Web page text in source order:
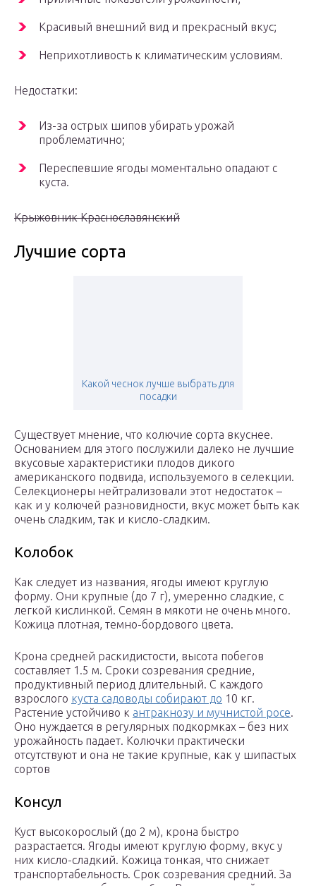
Красивый внешний вид и прекрасный вкус;
Неприхотливость к климатическим условиям.
Недостатки:
Из-за острых шипов убирать урожай
проблематично;
Переспевшие ягоды моментально опадают с
куста.
Крыжовник Краснославянский
Лучшие сорта
Какой чеснок лучше выбрать для
посадки
Существует мнение, что колючие сорта вкуснее.
Основанием для этого послужили далеко не лучшие
вкусовые характеристики плодов дикого
американского подвида, используемого в селекции.
Селекционеры нейтрализовали этот недостаток –
как и у колючей разновидности, вкус может быть как
очень сладким, так и кисло-сладким.
Колобок
Как следует из названия, ягоды имеют круглую
форму. Они крупные (до 7 г), умеренно сладкие, с
легкой кислинкой. Семян в мякоти не очень много.
Кожица плотная, темно-бордового цвета.
Крона средней раскидистости, высота побегов
составляет 1.5 м. Сроки созревания средние,
продуктивный период длительный. С каждого
взрослого куста садоводы собирают до 10 кг.
Растение устойчиво к антракнозу и мучнистой росе.
Оно нуждается в регулярных подкормках – без них
урожайность падает. Колючки практически
отсутствуют и она не такие крупные, как у шипастых
сортов
Консул
Куст высокорослый (до 2 м), крона быстро
разрастается. Ягоды имеют круглую форму, вкус у
них кисло-сладкий. Кожица тонкая, что снижает
транспортабельность. Срок созревания средний. За